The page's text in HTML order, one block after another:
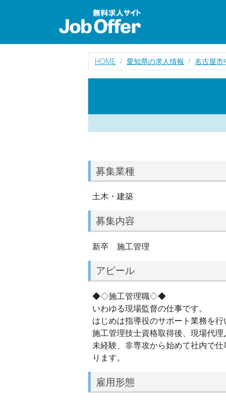
HOME 愛知県の求人情報 名古屋市
募集業種
土木・建築
募集内容
新卒 施工管理
アピール
◆◇施工管理職◇◆
いわゆる現場監督の仕事です。
はじめは指導役のサポート業務を
施工管理技士資格取得後、現場代
未経験、非専攻から始めて社内で
ります。
雇用形態